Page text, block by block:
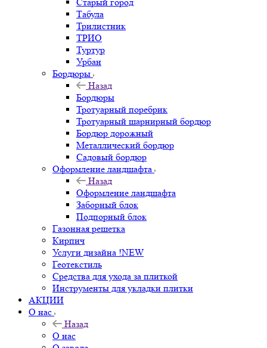
Табула
Трилистник
ТРИО
Туртур
Урбан
Бордюры
Назад
Бордюры
Тротуарный поребрик
Тротуарный шарнирный бордюр
Бордюр дорожный
Металлический бордюр
Садовый бордюр
Оформление ландшафта
Назад
Оформление ландшафта
Заборный блок
Подпорный блок
Газонная решетка
Кирпич
Услуги дизайна !NEW
Геотекстиль
Средства для ухода за плиткой
Инструменты для укладки плитки
АКЦИИ
О нас
Назад
О нас